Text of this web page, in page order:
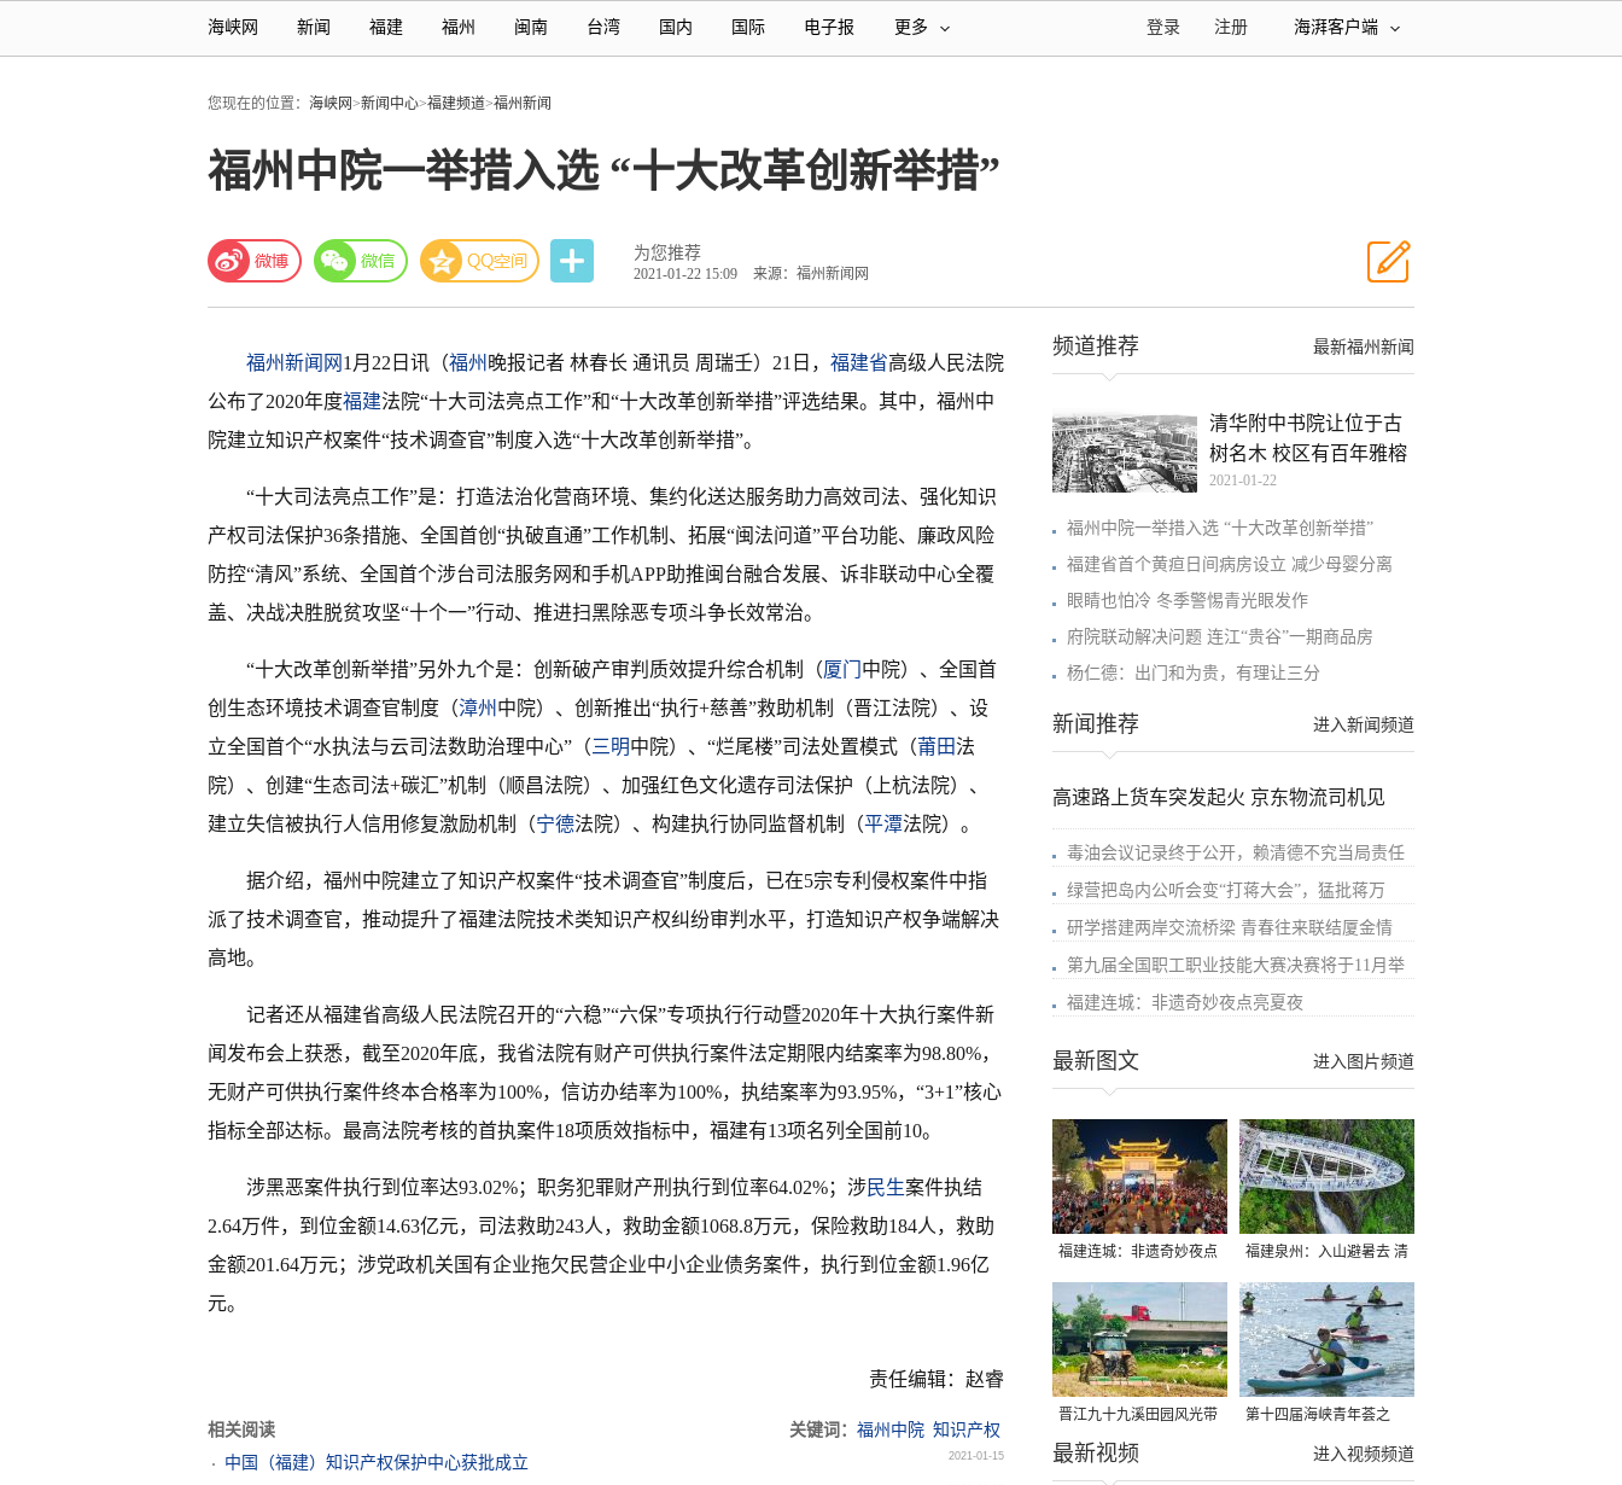
海峡网 新闻 福建 福州 闽南 台湾 国内 国际 电子报 更多 海湃客户端
注册
登录
您现在的位置： 海峡网>新闻中心>福建频道>福州新闻
福州中院一举措入选 “十大改革创新举措”
为您推荐
2021-01-22 15:09 来源：福州新闻网
福州新闻网 1月22日讯（福州 晚报记者 林春长 通讯员 周瑞壬）21日， 福建省高级人民法院
公布了2020年度福建法院“十大司法亮点工作”和“十大改革创新举措”评选结果。其中，福州中
院建立知识产权案件“技术调查官”制度入选“十大改革创新举措”。
“十大司法亮点工作”是：打造法治化营商环境、集约化送达服务助力高效司法、强化知识
产权司法保护36条措施、全国首创“执破直通”工作机制、拓展“闽法问道”平台功能、廉政风险
防控“清风”系统、全国首个涉台司法服务网和手机APP助推闽台融合发展、诉非联动中心全覆
盖、决战决胜脱贫攻坚“十个一”行动、推进扫黑除恶专项斗争长效常治。
“十大改革创新举措”另外九个是：创新破产审判质效提升综合机制（厦门 中院）、全国首
创生态环境技术调查官制度（漳州 中院）、创新推出“执行+慈善”救助机制（晋江法院）、设
立全国首个“水执法与云司法数助治理中心”（三明中院）、“烂尾楼”司法处置模式（莆田法
院）、创建“生态司法+碳汇”机制（顺昌法院）、加强红色文化遗存司法保护（上杭法院）、
建立失信被执行人信用修复激励机制（宁德法院）、构建执行协同监督机制（平潭法院）。
据介绍，福州中院建立了知识产权案件“技术调查官”制度后，已在5宗专利侵权案件中指
派了技术调查官，推动提升了福建法院技术类知识产权纠纷审判水平，打造知识产权争端解决
高地。
记者还从福建省高级人民法院召开的“六稳”“六保”专项执行行动暨2020年十大执行案件新
闻发布会上获悉，截至2020年底，我省法院有财产可供执行案件法定期限内结案率为98.80%，
无财产可供执行案件终本合格率为100%，信访办结率为100%，执结案率为93.95%，“3+1”核心
指标全部达标。最高法院考核的首执案件18项质效指标中，福建有13项名列全国前10。
涉黑恶案件执行到位率达93.02%；职务犯罪财产刑执行到位率64.02%；涉民生案件执结
2.64万件，到位金额14.63亿元，司法救助243人，救助金额1068.8万元，保险救助184人，救助
金额201.64万元；涉党政机关国有企业拖欠民营企业中小企业债务案件，执行到位金额1.96亿
元。
责任编辑：赵睿
相关阅读 关键词： 福州中院 知识产权
中国（福建）知识产权保护中心获批成立
2021-01-15
最新福州新闻
频道推荐
清华附中书院让位于古
树名木 校区有百年雅榕
2021-01-22
福州中院一举措入选 “十大改革创新举措”
福建省首个黄疸日间病房设立 减少母婴分离
眼睛也怕冷 冬季警惕青光眼发作
府院联动解决问题 连江“贵谷”一期商品房
杨仁德：出门和为贵，有理让三分
进入新闻频道
新闻推荐
高速路上货车突发起火 京东物流司机见
毒油会议记录终于公开，赖清德不究当局责任
绿营把岛内公听会变“打蒋大会”，猛批蒋万
研学搭建两岸交流桥梁 青春往来联结厦金情
第九届全国职工职业技能大赛决赛将于11月举
福建连城：非遗奇妙夜点亮夏夜
进入图片频道
最新图文
福建连城：非遗奇妙夜点
亮夏夜
福建泉州：入山避暑去 清
凉好惬意
晋江九十九溪田园风光带
千亩早稻迎来成熟收割季
第十四届海峡青年荟之
2026榕台青年大学生水上
进入视频频道
最新视频